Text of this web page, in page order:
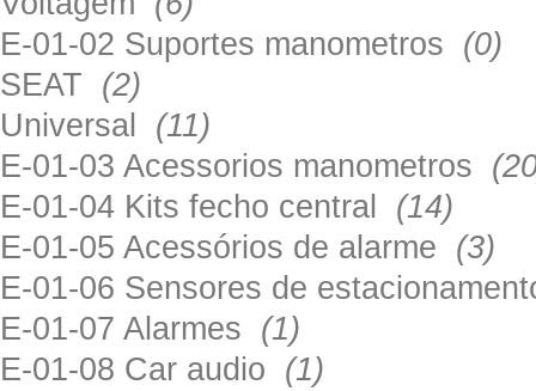
E-01-02 Suportes manometros (0)
SEAT (2)
Universal (11)
E-01-03 Acessorios manometros
E-01-04 Kits fecho central (14)
E-01-05 Acessórios de alarme (3)
E-01-06 Sensores de
E-01-07 Alarmes (1)
E-01-08 Car audio (1)